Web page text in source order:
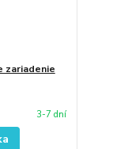
zariadenie
3-7 dní